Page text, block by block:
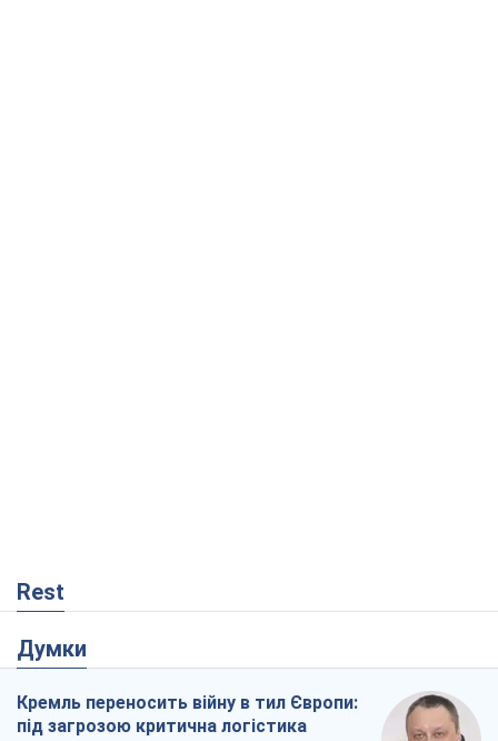
Rest
Думки
Кремль переносить війну в тил Європи:
під загрозою критична логістика